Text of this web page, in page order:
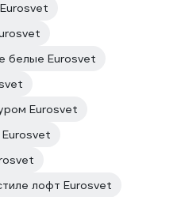
белые Eurosvet
Eurosvet
лофт Eurosvet